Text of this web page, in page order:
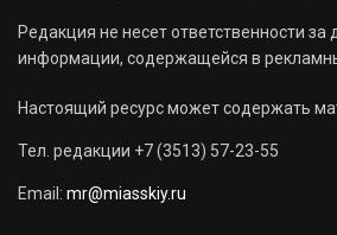
Редакция не несет ответственности за
информации, содержащейся в
Настоящий ресурс может содержать
Тел. редакции +7 (3513) 57-23-55
Email: mr@miasskiy.ru